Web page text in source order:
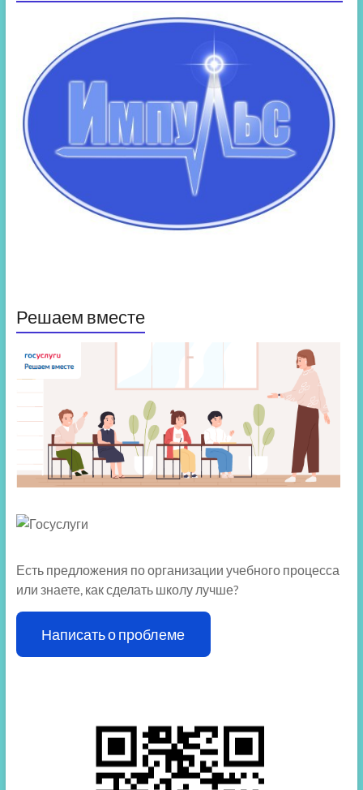
Решаем вместе
Есть предложения по организации учебного процесса
или знаете, как сделать школу лучше?
Написать о проблеме